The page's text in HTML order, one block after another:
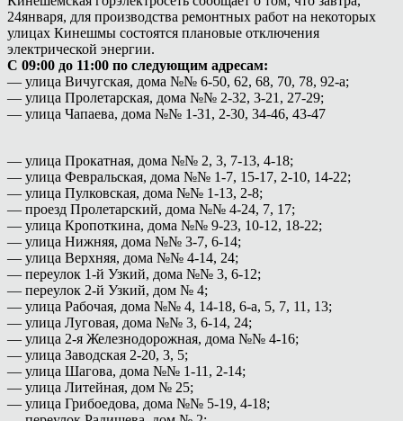
24января, для производства ремонтных работ на некоторых
улицах Кинешмы состоятся плановые отключения
электрической энергии.
С 09:00 до 11:00 по следующим адресам:
— улица Вичугская, дома №№ 6-50, 62, 68, 70, 78, 92-а;
— улица Пролетарская, дома №№ 2-32, 3-21, 27-29;
— улица Чапаева, дома №№ 1-31, 2-30, 34-46, 43-47
— улица Прокатная, дома №№ 2, 3, 7-13, 4-18;
— улица Февральская, дома №№ 1-7, 15-17, 2-10, 14-22;
— улица Пулковская, дома №№ 1-13, 2-8;
— проезд Пролетарский, дома №№ 4-24, 7, 17;
— улица Кропоткина, дома №№ 9-23, 10-12, 18-22;
— улица Нижняя, дома №№ 3-7, 6-14;
— улица Верхняя, дома №№ 4-14, 24;
— переулок 1-й Узкий, дома №№ 3, 6-12;
— переулок 2-й Узкий, дом № 4;
— улица Рабочая, дома №№ 4, 14-18, 6-а, 5, 7, 11, 13;
— улица Луговая, дома №№ 3, 6-14, 24;
— улица 2-я Железнодорожная, дома №№ 4-16;
— улица Заводская 2-20, 3, 5;
— улица Шагова, дома №№ 1-11, 2-14;
— улица Литейная, дом № 25;
— улица Грибоедова, дома №№ 5-19, 4-18;